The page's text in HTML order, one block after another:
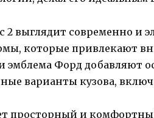
2 выглядит современно и
которые привлекают
эмблема Форд добавляют
варианты кузова,
просторный и